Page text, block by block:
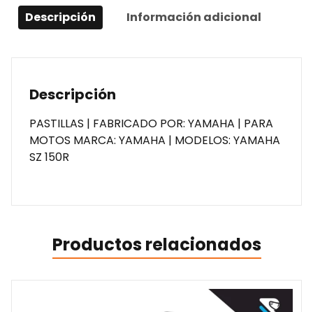
Descripción Información adicional
Descripción
PASTILLAS | FABRICADO POR: YAMAHA | PARA
MOTOS MARCA: YAMAHA | MODELOS: YAMAHA
SZ 150R
Productos relacionados